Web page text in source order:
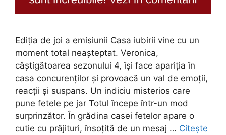
Ediția de joi a emisiunii Casa iubirii vine cu un
moment total neașteptat. Veronica,
câștigătoarea sezonului 4, își face apariția în
casa concurenților și provoacă un val de emoții,
reacții și suspans. Un indiciu misterios care
pune fetele pe jar Totul începe într-un mod
surprinzător. În grădina casei fetelor apare o
cutie cu prăjituri, însoțită de un mesaj … Citește